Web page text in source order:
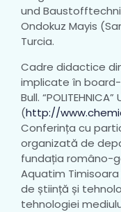
und
Ondokuz Mayis
Turcia.
Cadre didactice
implicate în
Bull.
(http://
Conferința cu
organizată de
fundația româno-
Aquatim
de știință și
tehnologiei